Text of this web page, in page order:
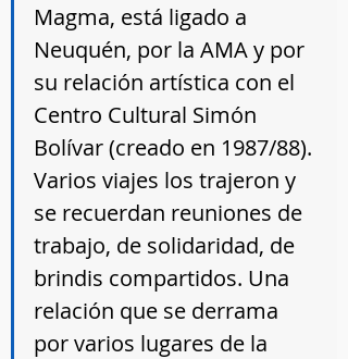
Magma, está ligado a
Neuquén, por la AMA y por
su relación artística con el
Centro Cultural Simón
Bolívar (creado en 1987/88).
Varios viajes los trajeron y
se recuerdan reuniones de
trabajo, de solidaridad, de
brindis compartidos. Una
relación que se derrama
por varios lugares de la